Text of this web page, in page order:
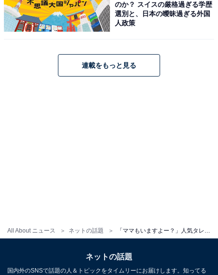
All About ニュース ネットの話題
のか？ スイスの厳格過ぎる学歴
選別と、日本の曖昧過ぎる外国
人政策
連載をもっと見る
ネットの話題
国内外のSNSで話題の人＆トピックをタイムリーにお届けします。知ってる